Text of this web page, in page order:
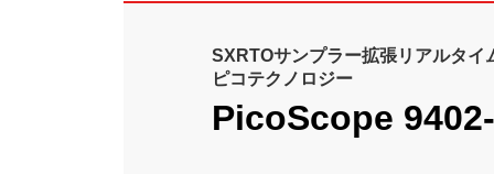
SXRTOサンプラー拡張リアルタイ
ピコテクノロジー
PicoScope